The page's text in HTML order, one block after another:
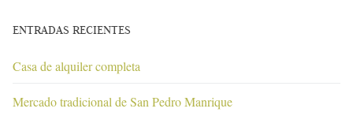
ENTRADAS RECIENTES
Casa de alquiler completa
Mercado tradicional de San Pedro Manrique